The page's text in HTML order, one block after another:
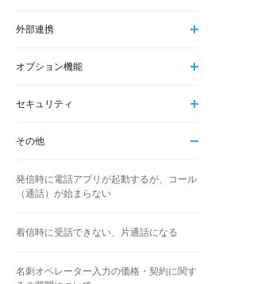
外部連携
オプション機能
セキュリティ
その他
発信時に電話アプリが起動するが、コール
（通話）が始まらない
着信時に受話できない、片通話になる
名刺オペレーター入力の価格・契約に関す